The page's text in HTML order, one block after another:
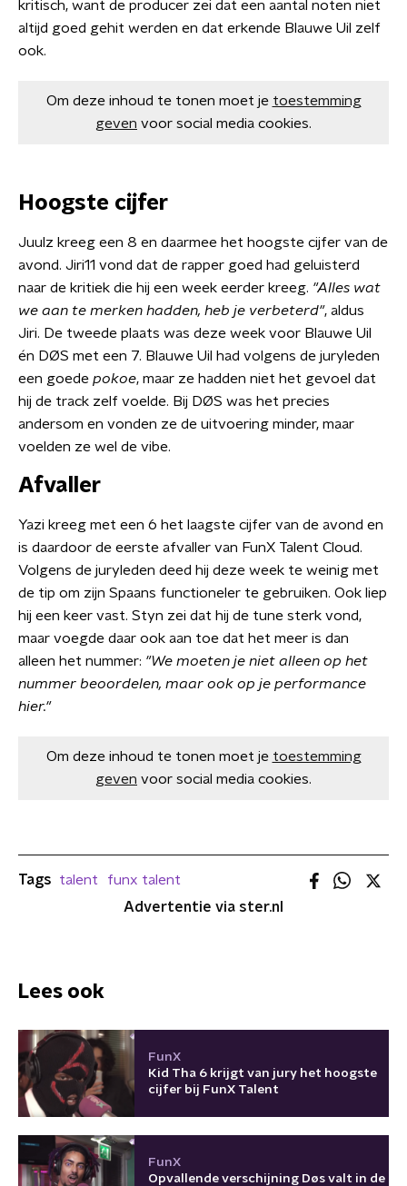
kritisch, want de producer zei dat een aantal noten niet
altijd goed gehit werden en dat erkende Blauwe Uil zelf
ook.
Om deze inhoud te tonen moet je toestemming
geven voor social media cookies.
Hoogste cijfer
Juulz kreeg een 8 en daarmee het hoogste cijfer van de
avond. Jiri11 vond dat de rapper goed had geluisterd
naar de kritiek die hij een week eerder kreeg. "Alles wat
we aan te merken hadden, heb je verbeterd", aldus
Jiri. De tweede plaats was deze week voor Blauwe Uil
én DØS met een 7. Blauwe Uil had volgens de juryleden
een goede pokoe, maar ze hadden niet het gevoel dat
hij de track zelf voelde. Bij DØS was het precies
andersom en vonden ze de uitvoering minder, maar
voelden ze wel de vibe.
Afvaller
Yazi kreeg met een 6 het laagste cijfer van de avond en
is daardoor de eerste afvaller van FunX Talent Cloud.
Volgens de juryleden deed hij deze week te weinig met
de tip om zijn Spaans functioneler te gebruiken. Ook liep
hij een keer vast. Styn zei dat hij de tune sterk vond,
maar voegde daar ook aan toe dat het meer is dan
alleen het nummer: "We moeten je niet alleen op het
nummer beoordelen, maar ook op je performance
hier."
Om deze inhoud te tonen moet je toestemming
geven voor social media cookies.
Tags talent
funx talent
Advertentie via ster.nl
Lees ook
FunX
Kid Tha 6 krijgt van jury het hoogste
cijfer bij FunX Talent
FunX
Opvallende verschijning Døs valt in de